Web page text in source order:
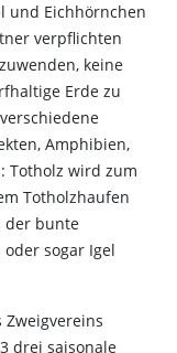
und Eichhörnchen
verpflichten
keine
Erde zu
Amphibien,
Totholz wird zum
Totholzhaufen
der bunte
sogar Igel
Zweigvereins
drei saisonale